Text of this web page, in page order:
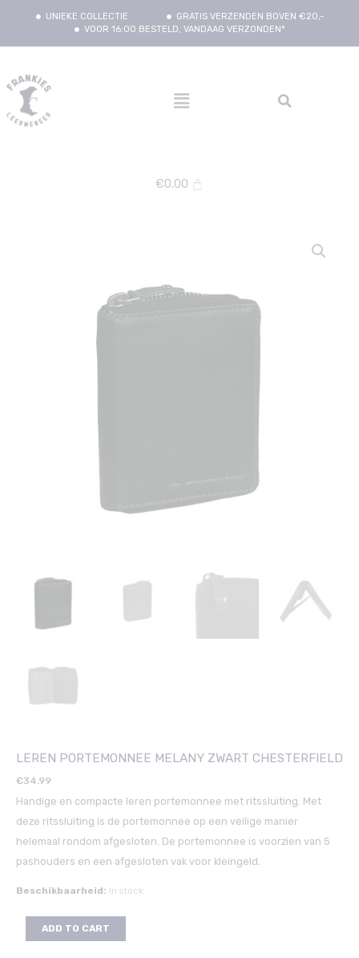
UNIEKE COLLECTIE
GRATIS VERZENDEN BOVEN €20,-
VOOR 16:00 BESTELD, VANDAAG VERZONDEN*
€0.00
LEREN PORTEMONNEE MELANY ZWART CHESTERFIELD
€34.99
Handige en compacte leren portemonnee met ritssluiting. Met
deze ritssluiting is de portemonnee op een veilige manier
helemaal rondom afgesloten. De portemonnee is voorzien van 5
pashouders en een afgesloten vak voor kleingeld.
Beschikbaarheid: In stock
ADD TO CART